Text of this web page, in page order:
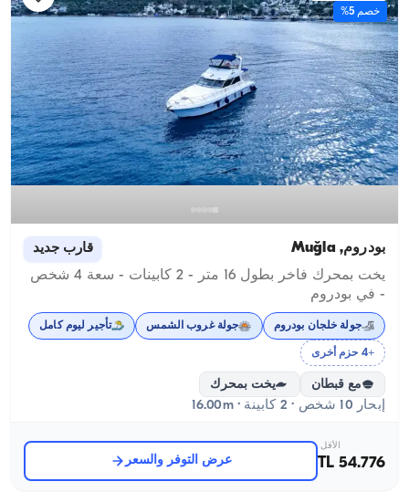
خصم 5%
بودروم, Muğla قارب جديد
يخت بمحرك فاخر بطول 16 متر - 2 كابينات - سعة 4 شخص
- في بودروم
جولة خلجان بودروم جولة غروب الشمس تأجير ليوم كامل
+4 حزم أخرى
مع قبطان يخت بمحرك
إبحار 10 شخص · 2 كابينة · 16.00m
الأقل
54.776 TL عرض التوفر والسعر